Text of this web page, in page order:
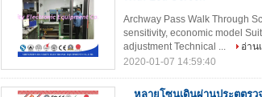
Archway Pass Walk Through
sensitivity, economic model
adjustment Technical ...
อ่าน
2020-01-07 14:59:40
หลายโซนเดินผ่านประตูตร